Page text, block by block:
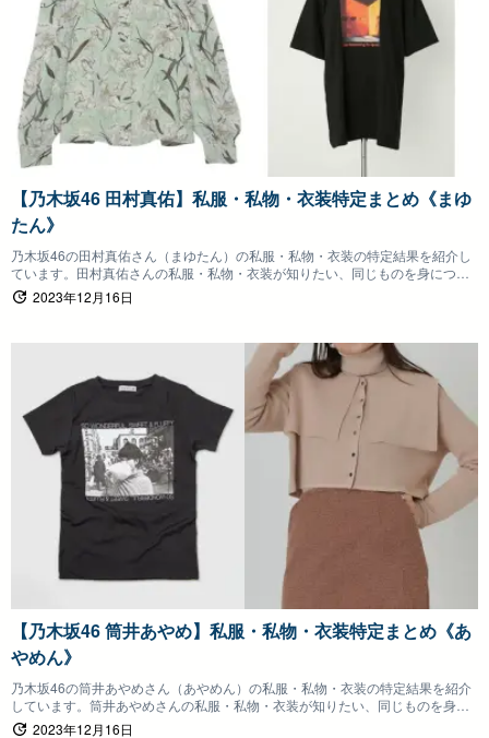
【乃木坂46 田村真佑】私服・私物・衣装特定まとめ《まゆ
たん》
乃木坂46の田村真佑さん（まゆたん）の私服・私物・衣装の特定結果を紹介し
ています。田村真佑さんの私服・私物・衣装が知りたい、同じものを身につけ
たいファンの方は参考にしていただけると嬉しいです。
2023年12月16日
【乃木坂46 筒井あやめ】私服・私物・衣装特定まとめ《あ
やめん》
乃木坂46の筒井あやめさん（あやめん）の私服・私物・衣装の特定結果を紹介
しています。筒井あやめさんの私服・私物・衣装が知りたい、同じものを身に
つけたいファンの方は参考にしていただけると嬉しいです。
2023年12月16日